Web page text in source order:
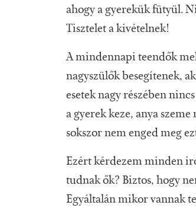
ahogy a gyerekük fütyül.
Tisztelet a kivételnek!
A mindennapi teendők
nagyszülők besegítenek,
esetek nagy részében
a gyerek keze, anya
sokszor nem enged meg
Ezért kérdezem minden
tudnak ők? Biztos, hogy
Egyáltalán mikor vannak